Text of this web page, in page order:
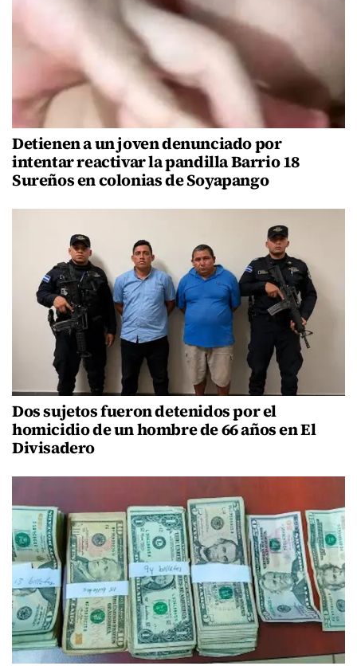
Detienen a un joven denunciado por
intentar reactivar la pandilla Barrio 18
Sureños en colonias de Soyapango
Dos sujetos fueron detenidos por el
homicidio de un hombre de 66 años en El
Divisadero